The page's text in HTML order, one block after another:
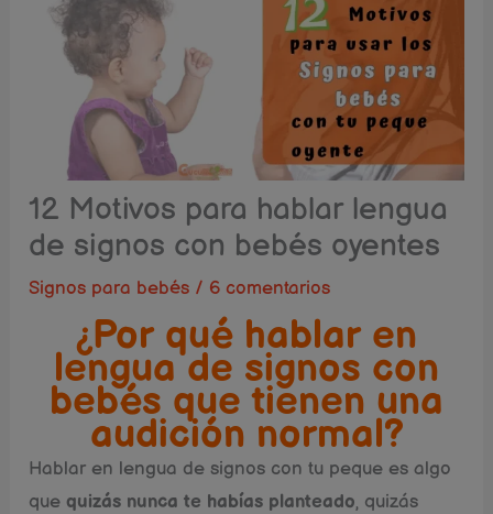
12 Motivos para hablar lengua
de signos con bebés oyentes
Signos para bebés / 6 comentarios
¿Por qué hablar en
lengua de signos con
bebés que tienen una
audición normal?
Hablar en lengua de signos con tu peque es algo
que quizás nunca te habías planteado, quizás